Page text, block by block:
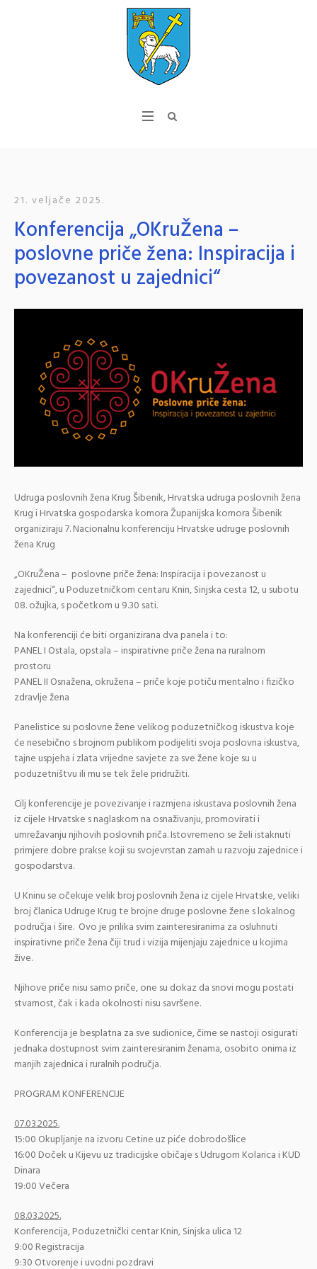
21. veljače 2025.
Konferencija „OKruŽena –
poslovne priče žena: Inspiracija i
povezanost u zajednici“
Udruga poslovnih žena Krug Šibenik, Hrvatska udruga poslovnih žena
Krug i Hrvatska gospodarska komora Županijska komora Šibenik
organiziraju 7. Nacionalnu konferenciju Hrvatske udruge poslovnih
žena Krug
„OKruŽena – poslovne priče žena: Inspiracija i povezanost u
zajednici“, u Poduzetničkom centaru Knin, Sinjska cesta 12, u subotu
08. ožujka, s početkom u 9.30 sati.
Na konferenciji će biti organizirana dva panela i to:
PANEL I Ostala, opstala – inspirativne priče žena na ruralnom
prostoru
PANEL II Osnažena, okružena – priče koje potiču mentalno i fizičko
zdravlje žena
Panelistice su poslovne žene velikog poduzetničkog iskustva koje
će nesebično s brojnom publikom podijeliti svoja poslovna iskustva,
tajne uspjeha i zlata vrijedne savjete za sve žene koje su u
poduzetništvu ili mu se tek žele pridružiti.
Cilj konferencije je povezivanje i razmjena iskustava poslovnih žena
iz cijele Hrvatske s naglaskom na osnaživanju, promovirati i
umrežavanju njihovih poslovnih priča. Istovremeno se želi istaknuti
primjere dobre prakse koji su svojevrstan zamah u razvoju zajednice i
gospodarstva.
U Kninu se očekuje velik broj poslovnih žena iz cijele Hrvatske, veliki
broj članica Udruge Krug te brojne druge poslovne žene s lokalnog
područja i šire. Ovo je prilika svim zainteresiranima za osluhnuti
inspirativne priče žena čiji trud i vizija mijenjaju zajednice u kojima
žive.
Njihove priče nisu samo priče, one su dokaz da snovi mogu postati
stvarnost, čak i kada okolnosti nisu savršene.
Konferencija je besplatna za sve sudionice, čime se nastoji osigurati
jednaka dostupnost svim zainteresiranim ženama, osobito onima iz
manjih zajednica i ruralnih područja.
PROGRAM KONFERENCIJE
07.03.2025.
15:00 Okupljanje na izvoru Cetine uz piće dobrodošlice
16:00 Doček u Kijevu uz tradicijske običaje s Udrugom Kolarica i KUD
Dinara
19:00 Večera
08.03.2025.
Konferencija, Poduzetnički centar Knin, Sinjska ulica 12
9:00 Registracija
9:30 Otvorenje i uvodni pozdravi